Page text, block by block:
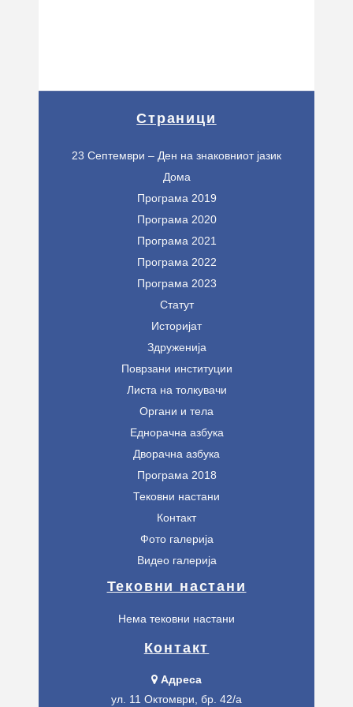
Страници
23 Септември – Ден на знаковниот јазик
Дома
Програма 2019
Програма 2020
Програма 2021
Програма 2022
Програма 2023
Статут
Историјат
Здруженија
Поврзани институции
Листа на толкувачи
Органи и тела
Еднорачна азбука
Дворачна азбука
Програма 2018
Тековни настани
Контакт
Фото галерија
Видео галерија
Тековни настани
Нема тековни настани
Контакт
Адреса
ул. 11 Октомври, бр. 42/а